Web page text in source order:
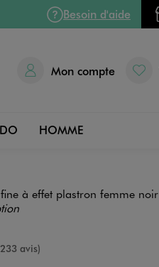
Besoin d'aide
Mon compte
HOMME
à effet plastron femme noir
avis)